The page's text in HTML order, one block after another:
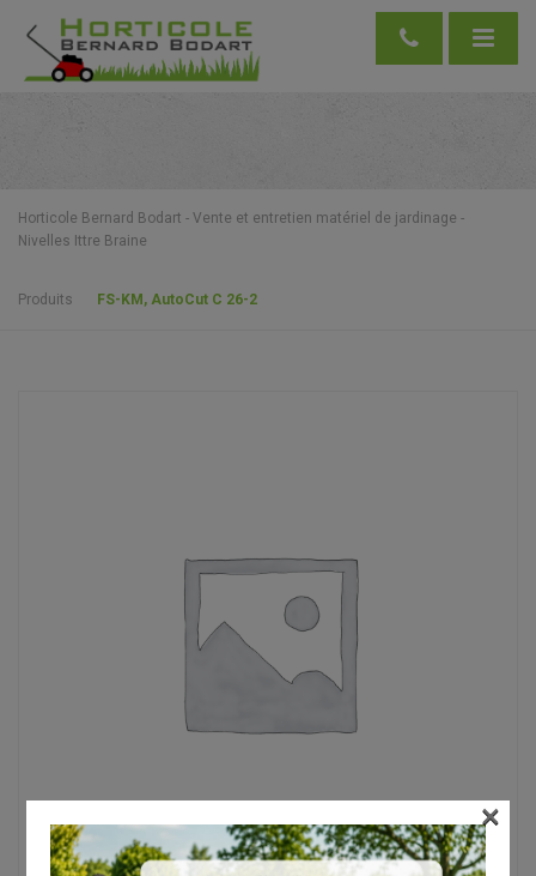
Horticole Bernard Bodart - Vente et entretien matériel de jardinage -
Nivelles Ittre Braine
Produits FS-KM, AutoCut C 26-2
×